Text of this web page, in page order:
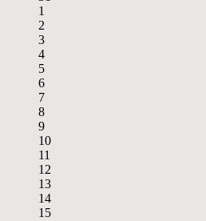
1
2
3
4
5
6
7
8
9
10
11
12
13
14
15